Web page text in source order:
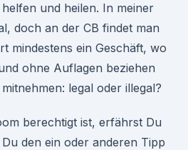
und heilen. In meiner
doch an der CB findet man
mindestens ein Geschäft, wo
ohne Auflagen beziehen
legal oder illegal?
berechtigt ist, erfährst Du
den ein oder anderen Tipp